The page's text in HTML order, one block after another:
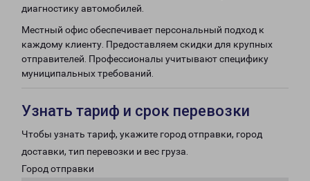
диагностику автомобилей.
Местный офис обеспечивает персональный подход к
каждому клиенту. Предоставляем скидки для крупных
отправителей. Профессионалы учитывают специфику
муниципальных требований.
Узнать тариф и срок перевозки
Чтобы узнать тариф, укажите город отправки, город
доставки, тип перевозки и вес груза.
Город отправки